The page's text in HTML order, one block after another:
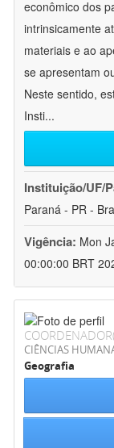
econômico dos
intrinsicamente
materiais e ao
se apresentam
Neste sentido,
Insti...
Instituição/UF/
Paraná - PR -
Vigência: Mon
00:00:00 BRT
CIÊNCIAS
Geografia